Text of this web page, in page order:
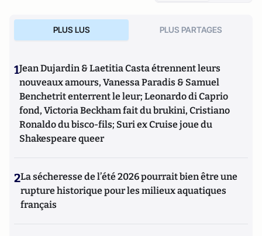
PLUS LUS PLUS PARTAGES
1Jean Dujardin & Laetitia Casta étrennent leurs
nouveaux amours, Vanessa Paradis & Samuel
Benchetrit enterrent le leur; Leonardo di Caprio
fond, Victoria Beckham fait du brukini, Cristiano
Ronaldo du bisco-fils; Suri ex Cruise joue du
Shakespeare queer
2La sécheresse de l’été 2026 pourrait bien être une
rupture historique pour les milieux aquatiques
français